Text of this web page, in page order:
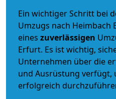
Ein wichtiger Schritt bei
Umzugs nach Heimbach
eines zuverlässigen
Erfurt. Es ist wichtig,
Unternehmen über die
und Ausrüstung verfügt,
erfolgreich